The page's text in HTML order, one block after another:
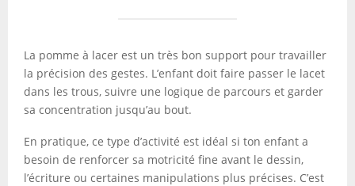
La pomme à lacer est un très bon support pour travailler
la précision des gestes. L’enfant doit faire passer le lacet
dans les trous, suivre une logique de parcours et garder
sa concentration jusqu’au bout.
En pratique, ce type d’activité est idéal si ton enfant a
besoin de renforcer sa motricité fine avant le dessin,
l’écriture ou certaines manipulations plus précises. C’est